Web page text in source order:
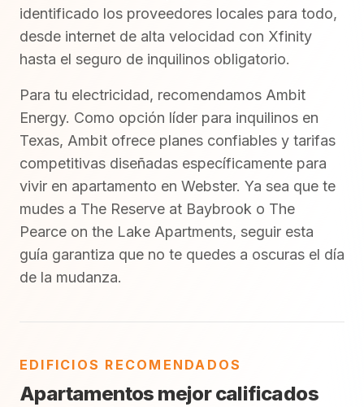
identificado los proveedores locales para todo,
desde internet de alta velocidad con Xfinity
hasta el seguro de inquilinos obligatorio.
Para tu electricidad, recomendamos Ambit
Energy. Como opción líder para inquilinos en
Texas, Ambit ofrece planes confiables y tarifas
competitivas diseñadas específicamente para
vivir en apartamento en Webster. Ya sea que te
mudes a The Reserve at Baybrook o The
Pearce on the Lake Apartments, seguir esta
guía garantiza que no te quedes a oscuras el día
de la mudanza.
EDIFICIOS RECOMENDADOS
Apartamentos mejor calificados